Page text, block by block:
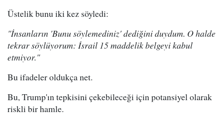
Üstelik bunu iki kez söyledi:
"İnsanların 'Bunu söylemediniz' dediğini duydum. O halde
tekrar söylüyorum: İsrail 15 maddelik belgeyi kabul
etmiyor."
Bu ifadeler oldukça net.
Bu, Trump'ın tepkisini çekebileceği için potansiyel olarak
riskli bir hamle.